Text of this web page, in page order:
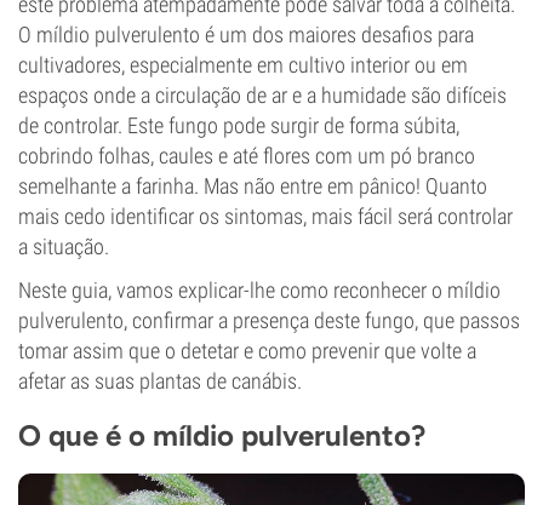
O míldio pulverulento é um dos maiores desafios para
cultivadores, especialmente em cultivo interior ou em
espaços onde a circulação de ar e a humidade são difíceis
de controlar. Este fungo pode surgir de forma súbita,
cobrindo folhas, caules e até flores com um pó branco
semelhante a farinha. Mas não entre em pânico! Quanto
mais cedo identificar os sintomas, mais fácil será controlar
a situação.
Neste guia, vamos explicar-lhe como reconhecer o míldio
pulverulento, confirmar a presença deste fungo, que passos
tomar assim que o detetar e como prevenir que volte a
afetar as suas plantas de canábis.
O que é o míldio pulverulento?